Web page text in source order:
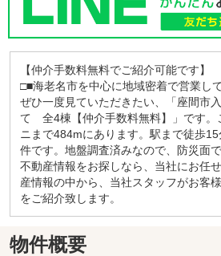
【仲介手数料無料でご紹介可能です】
□■海老名市を中心に地域密着で営業し
ぜひ一度見ていただきたい、「座間市
て 全4棟【仲介手数料無料】」です。
ニまで484mにあります。駅まで徒歩
件です。地盤調査済みなので、防災面
不動産情報をお探しなら、当社にお任
産情報の中から、当社スタッフがお客
をご紹介致します。
物件概要